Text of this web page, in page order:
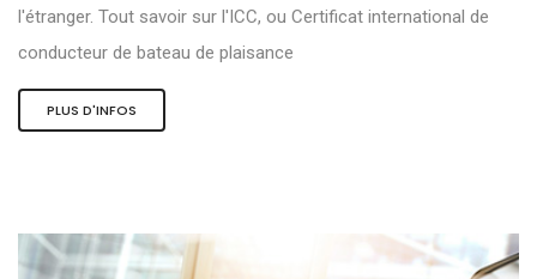
l'étranger. Tout savoir sur l'ICC, ou Certificat international de
conducteur de bateau de plaisance
PLUS D'INFOS